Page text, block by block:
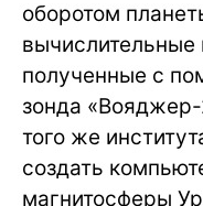
оборотом
полученные с
зонда «Вояджер-
того же
создать
магнитосферы